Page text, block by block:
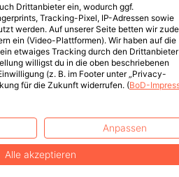
Drittanbieter ein, wodurch ggf.
Tracking-Pixel, IP-Adressen sowie
werden. Auf unserer Seite betten wir
ein (Video-Plattformen). Wir haben auf die
etwaiges Tracking durch den Drittanbieter
willigst du in die oben beschriebenen
(z. B. im Footer unter „Privacy-
für die Zukunft widerrufen. (BoD-
Anpassen
Alle akzeptieren